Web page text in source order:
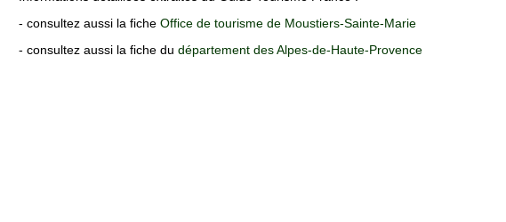
- consultez aussi la fiche Office de tourisme de Moustiers-Sainte-Marie
- consultez aussi la fiche du département des Alpes-de-Haute-Provence